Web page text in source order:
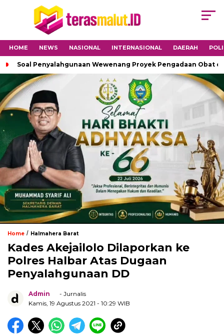
HOME NEWS NASIONAL INTERNASIONAL DAERAH
Soal Penyalahgunaan Wewenang Proyek Pengadaan Obat
Home / Halmahera Barat
Kades Akejailolo Dilaporkan ke
Polres Halbar Atas Dugaan
Penyalahgunaan DD
Admin
- Jurnalis
Kamis, 19 Agustus 2021 - 10:29 WIB